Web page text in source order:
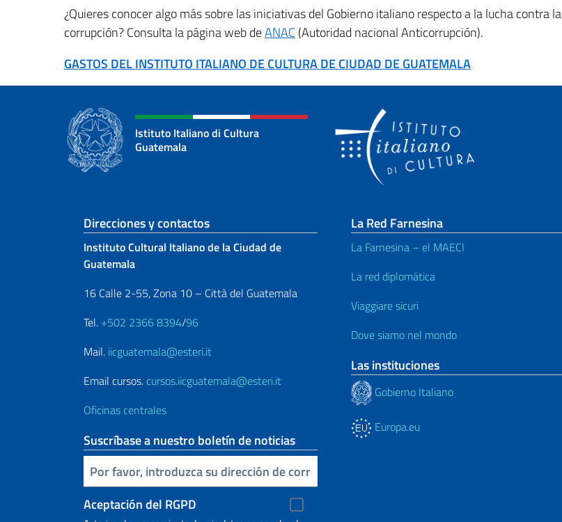
¿Quieres conocer algo más sobre las iniciativas del Gobierno italiano respecto a la lucha contra la
corrupción? Consulta la página web deANAC (Autoridad nacional Anticorrupción).
GASTOS DEL INSTITUTO ITALIANO DE CULTURA DE CIUDAD DE GUATEMALA
Istituto Italiano di Cultura
Guatemala
Sezione footer
Direcciones y contactos
Instituto Cultural Italiano de la Ciudad de
Guatemala
16 Calle 2-55, Zona 10 – Città del Guatemala
Tel. +502 2366 8394/96
Mail. iicguatemala@esteri.it
Email cursos. cursos.iicguatemala@esteri.it
Oficinas centrales
Suscríbase a nuestro boletín de noticias
Inserta tu correo electronico
Aceptación del RGPD
La Red Farnesina
La Farnesina – el MAECI
La red diplomática
Viaggiare sicuri
Dove siamo nel mondo
Las instituciones
Gobierno Italiano
Europa.eu